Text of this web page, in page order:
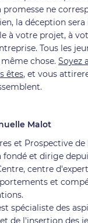
promesse ne
la déception
à votre projet, à
Tous les
chose. Soyez
êtes, et vous
Malot
et Prospective de
fondé et dirige
centre
et
spécialiste des
de l'insertion des